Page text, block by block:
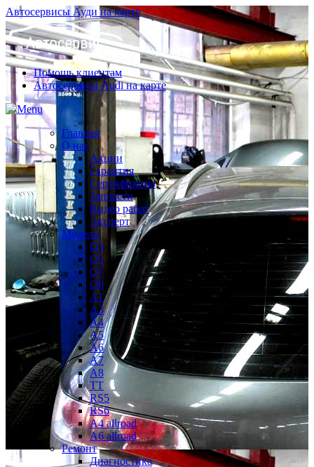
Автосервисы Ауди на карте
Помощь клиентам
Автосервисы Audi на карте
Главная
О нас
Акции
Гарантия
Сертификаты
Запчасти
Видео работ
Эксперт
Модели
Q3
Q5
Q7
Q8
A1
A3
A4
A5
A6
A7
A8
TT
RS5
RS6
A4 allroad
A6 allroad
Ремонт
Диагностика